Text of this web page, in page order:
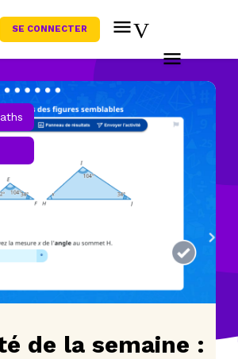
SE CONNECTER
de la semaine :